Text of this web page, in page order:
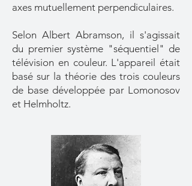
axes mutuellement perpendiculaires.
Selon Albert Abramson, il s'agissait
du premier système "séquentiel" de
télévision en couleur. L'appareil était
basé sur la théorie des trois couleurs
de base développée par Lomonosov
et Helmholtz.